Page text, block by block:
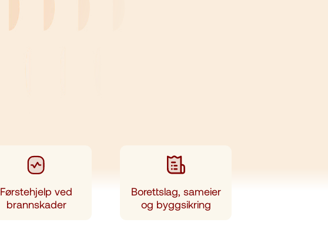
Førstehjelp ved
brannskader
Borettslag, sameier
og byggsikring